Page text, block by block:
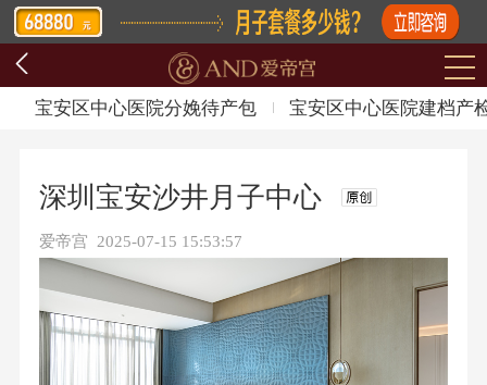
宝安区中心医院分娩待产包 宝安区中心医院建档产
深圳宝安沙井月子中心
爱帝宫 2025-07-15 15:53:57